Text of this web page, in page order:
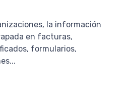
la información
en facturas,
formularios,